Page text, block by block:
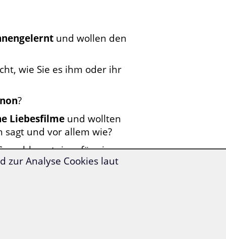
und wollen den
wie Sie es ihm oder ihr
?
Liebesfilme und wollten
und vor allem wie?
für eine
die Kollegin, die Sie
zur Analyse Cookies laut